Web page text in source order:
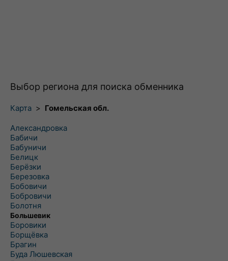
Выбор региона для поиска обменника
Карта > Гомельская обл.
Александровка
Бабичи
Бабуничи
Белицк
Берёзки
Березовка
Бобовичи
Бобровичи
Болотня
Большевик
Боровики
Борщёвка
Брагин
Буда Люшевская